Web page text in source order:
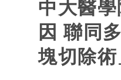
中大醫
因 聯同
塊切除